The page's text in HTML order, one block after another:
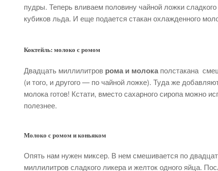
пудры. Теперь вливаем половину чайной ложки
кубиков льда. И еще подается стакан охлажденного
Коктейль: молоко с ромом
Двадцать миллилитров рома и молока полстакана
(и того, и другого — по чайной ложке). Туда же
молока готов! Кстати, вместо сахарного сиропа можно
полезнее.
Молоко с ромом и коньяком
Опять нам нужен миксер. В нем смешивается по
миллилитров сладкого ликера и желток одного яйца.